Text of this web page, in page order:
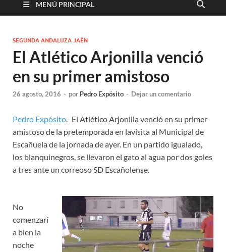
MENÚ PRINCIPAL
SEGUNDA ANDALUZA JAÉN
El Atlético Arjonilla venció
en su primer amistoso
26 agosto, 2016 - por Pedro Expósito - Dejar un comentario
Pedro Expósito.- El Atlético Arjonilla venció en su primer
amistoso de la pretemporada en lavisita al Municipal de
Escañuela de la jornada de ayer. En un partido igualado,
los blanquinegros, se llevaron el gato al agua por dos goles
a tres ante un correoso SD Escañolense.
No
comenzarí
a bien la
noche